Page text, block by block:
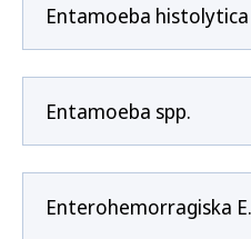
Entamoeba histolytica
Entamoeba spp.
Enterohemorragiska